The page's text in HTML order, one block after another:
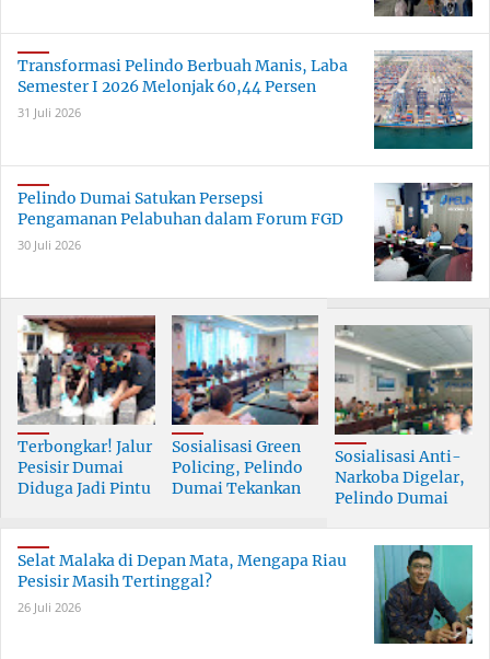
Transformasi Pelindo Berbuah Manis, Laba
Semester I 2026 Melonjak 60,44 Persen
31 Juli 2026
Pelindo Dumai Satukan Persepsi
Pengamanan Pelabuhan dalam Forum FGD
30 Juli 2026
Terbongkar! Jalur
Pesisir Dumai
Diduga Jadi Pintu
Skala Besar
Sosialisasi Green
Policing, Pelindo
Dumai Tekankan
Bersama
Sosialisasi Anti-
Narkoba Digelar,
Pelindo Dumai
Selat Malaka di Depan Mata, Mengapa Riau
Pesisir Masih Tertinggal?
26 Juli 2026